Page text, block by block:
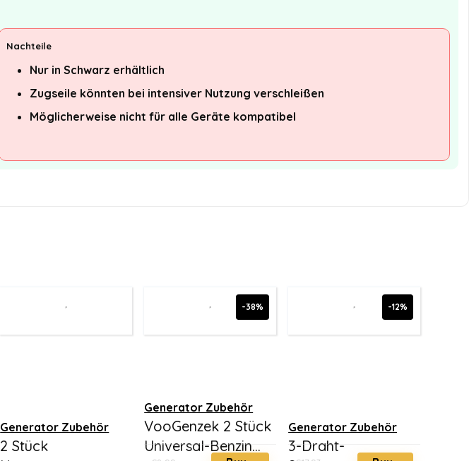
Nachteile
Nur in Schwarz erhältlich
Zugseile könnten bei intensiver Nutzung verschleißen
Möglicherweise nicht für alle Geräte kompatibel
Generator Zubehör
2 Stück
-38%
Generator Zubehör
VooGenzek 2 Stück
Universal-Benzin...
-12%
Generator Zubehör
3-Draht-